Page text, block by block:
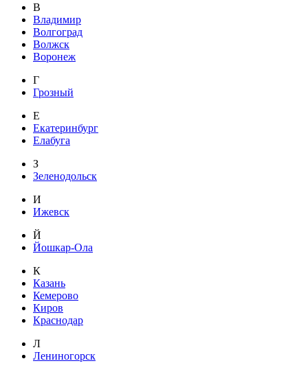
В
Владимир
Волгоград
Волжск
Воронеж
Г
Грозный
Е
Екатеринбург
Елабуга
З
Зеленодольск
И
Ижевск
Й
Йошкар-Ола
К
Казань
Кемерово
Киров
Краснодар
Л
Лениногорск